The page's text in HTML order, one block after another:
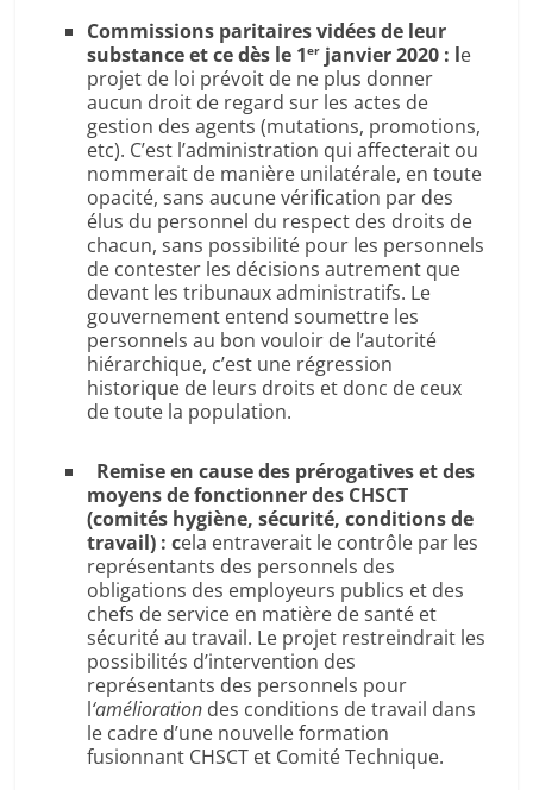
Commissions paritaires vidées de leur
substance et ce dès le 1er janvier 2020 : le
projet de loi prévoit de ne plus donner
aucun droit de regard sur les actes de
gestion des agents (mutations, promotions,
etc). C’est l’administration qui affecterait ou
nommerait de manière unilatérale, en toute
opacité, sans aucune vérification par des
élus du personnel du respect des droits de
chacun, sans possibilité pour les personnels
de contester les décisions autrement que
devant les tribunaux administratifs. Le
gouvernement entend soumettre les
personnels au bon vouloir de l’autorité
hiérarchique, c’est une régression
historique de leurs droits et donc de ceux
de toute la population.
Remise en cause des prérogatives et des
moyens de fonctionner des CHSCT
(comités hygiène, sécurité, conditions de
travail) : cela entraverait le contrôle par les
représentants des personnels des
obligations des employeurs publics et des
chefs de service en matière de santé et
sécurité au travail. Le projet restreindrait les
possibilités d’intervention des
représentants des personnels pour
l‘amélioration des conditions de travail dans
le cadre d’une nouvelle formation
fusionnant CHSCT et Comité Technique.